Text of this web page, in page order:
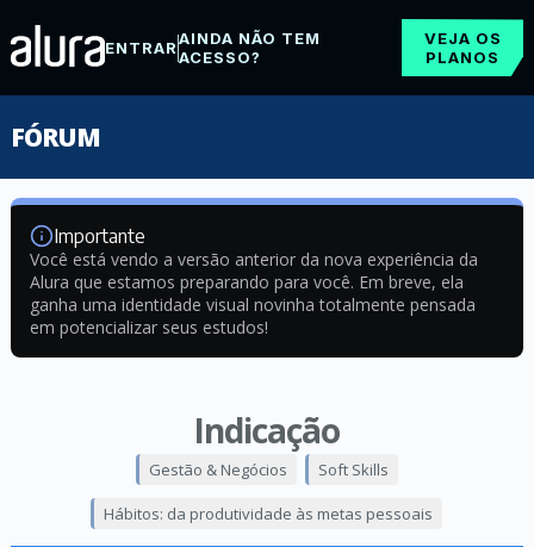
ENTRARAINDA NÃO TEM
ACESSO?
VEJA OS
PLANOS
FÓRUM
Importante
Você está vendo a versão anterior da nova experiência da
Alura que estamos preparando para você. Em breve, ela
ganha uma identidade visual novinha totalmente pensada
em potencializar seus estudos!
Indicação
Gestão & Negócios Soft Skills
Hábitos: da produtividade às metas pessoais